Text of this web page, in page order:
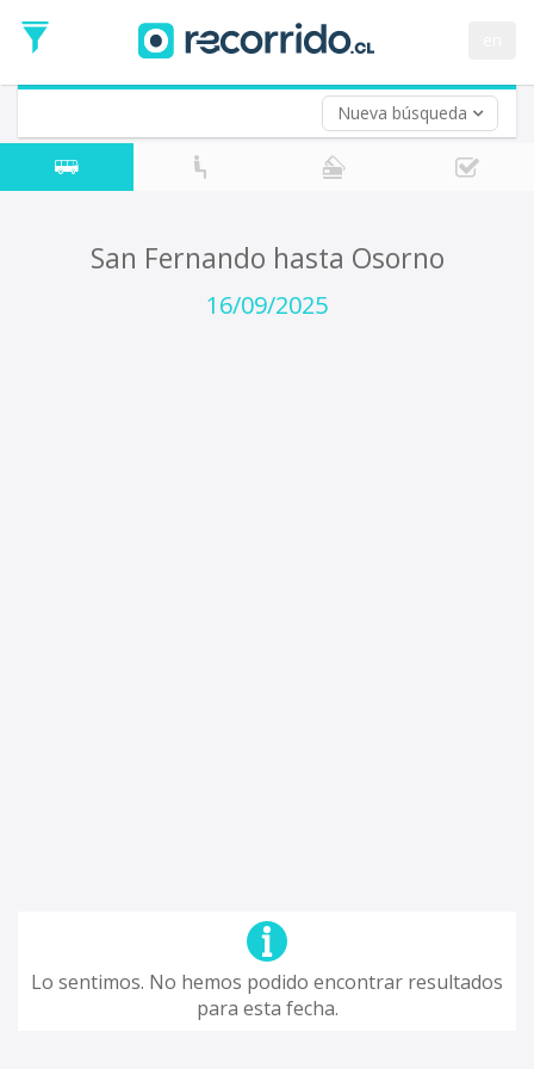
Nueva búsqueda
de
Ida
Vuelta (opcional)
Fecha
de
San Fernando hasta Osorno
16/09/2025
Lo sentimos. No hemos podido encontrar resultados
para esta fecha.